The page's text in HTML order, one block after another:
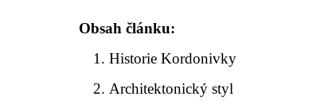
Obsah článku:
Historie Kordonivky
Architektonický styl